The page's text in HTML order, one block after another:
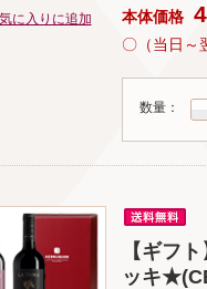
に入りに追加
本体価格
〇（当日～
数量：
【ギフ
ッキ